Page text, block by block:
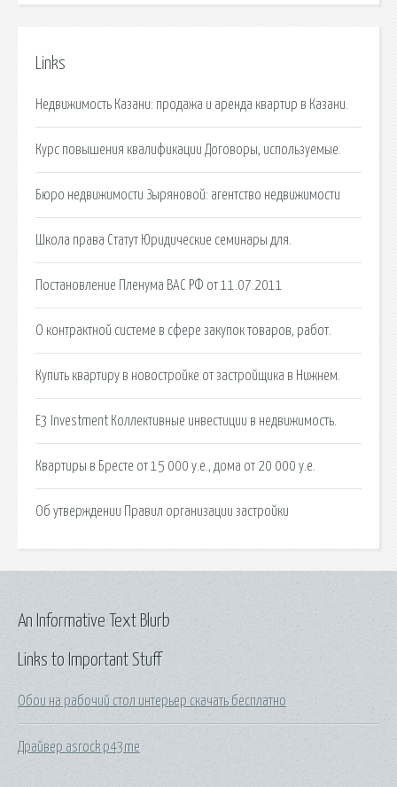
Links
Недвижимость Казани: продажа и аренда квартир в Казани.
Курс повышения квалификации Договоры, используемые.
Бюро недвижимости Зыряновой: агентство недвижимости
Школа права Статут Юридические семинары для.
Постановление Пленума ВАС РФ от 11.07.2011
О контрактной системе в сфере закупок товаров, работ.
Купить квартиру в новостройке от застройщика в Нижнем.
E3 Investment Коллективные инвестиции в недвижимость.
Квартиры в Бресте от 15 000 у.е., дома от 20 000 у.е.
Об утверждении Правил организации застройки
Links to Important Stuff
Обои на рабочий стол интерьер скачать бесплатно
Драйвер asrock p43me
An Informative Text Blurb